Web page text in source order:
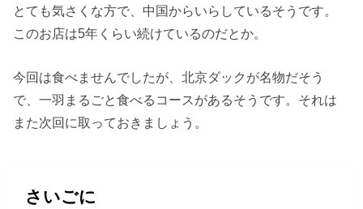
とても気さくな方で、中国からいらしているそうです。
このお店は5年くらい続けているのだとか。
今回は食べませんでしたが、北京ダックが名物だそう
で、一羽まるごと食べるコースがあるそうです。それは
また次回に取っておきましょう。
さいごに